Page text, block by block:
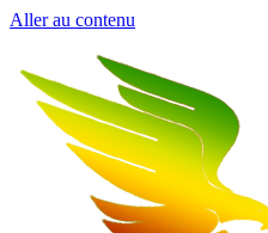
Aller au contenu